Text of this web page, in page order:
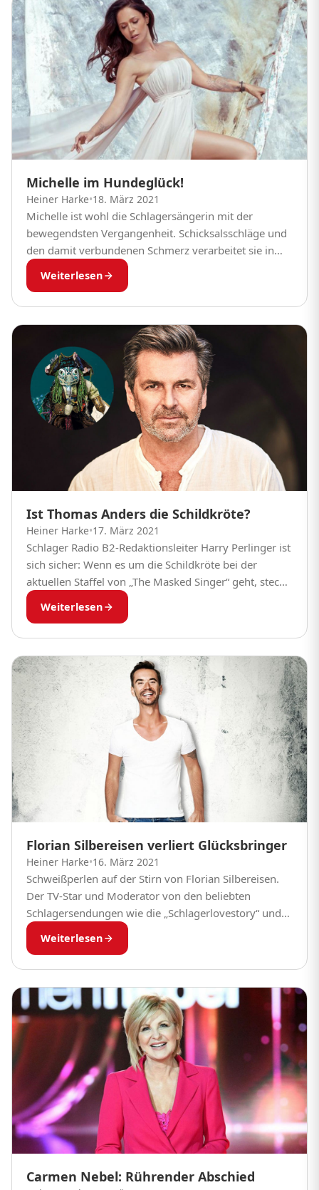
Michelle im Hundeglück!
Heiner Harke•18. März 2021
Michelle ist wohl die Schlagersängerin mit der
bewegendsten Vergangenheit. Schicksalsschläge und
den damit verbundenen Schmerz verarbeitet sie in
ihren Liedern. Ihre schwere Kindheit, das Auf und Ab
ihrer wilden Liebesbeziehungen,...
Weiterlesen
Ist Thomas Anders die Schildkröte?
Heiner Harke•17. März 2021
Schlager Radio B2-Redaktionsleiter Harry Perlinger ist
sich sicher: Wenn es um die Schildkröte bei der
aktuellen Staffel von „The Masked Singer“ geht, steckt
Schlagerstar Thomas Anders unter dem aufwendig
designten...
Weiterlesen
Florian Silbereisen verliert Glücksbringer
Heiner Harke•16. März 2021
Schweißperlen auf der Stirn von Florian Silbereisen.
Der TV-Star und Moderator von den beliebten
Schlagersendungen wie die „Schlagerlovestory“ und
das „Adventsfest der 100.000 Lichter“ hat bei
Dreharbeiten zur Fernsehserie „Das...
Weiterlesen
Carmen Nebel: Rührender Abschied